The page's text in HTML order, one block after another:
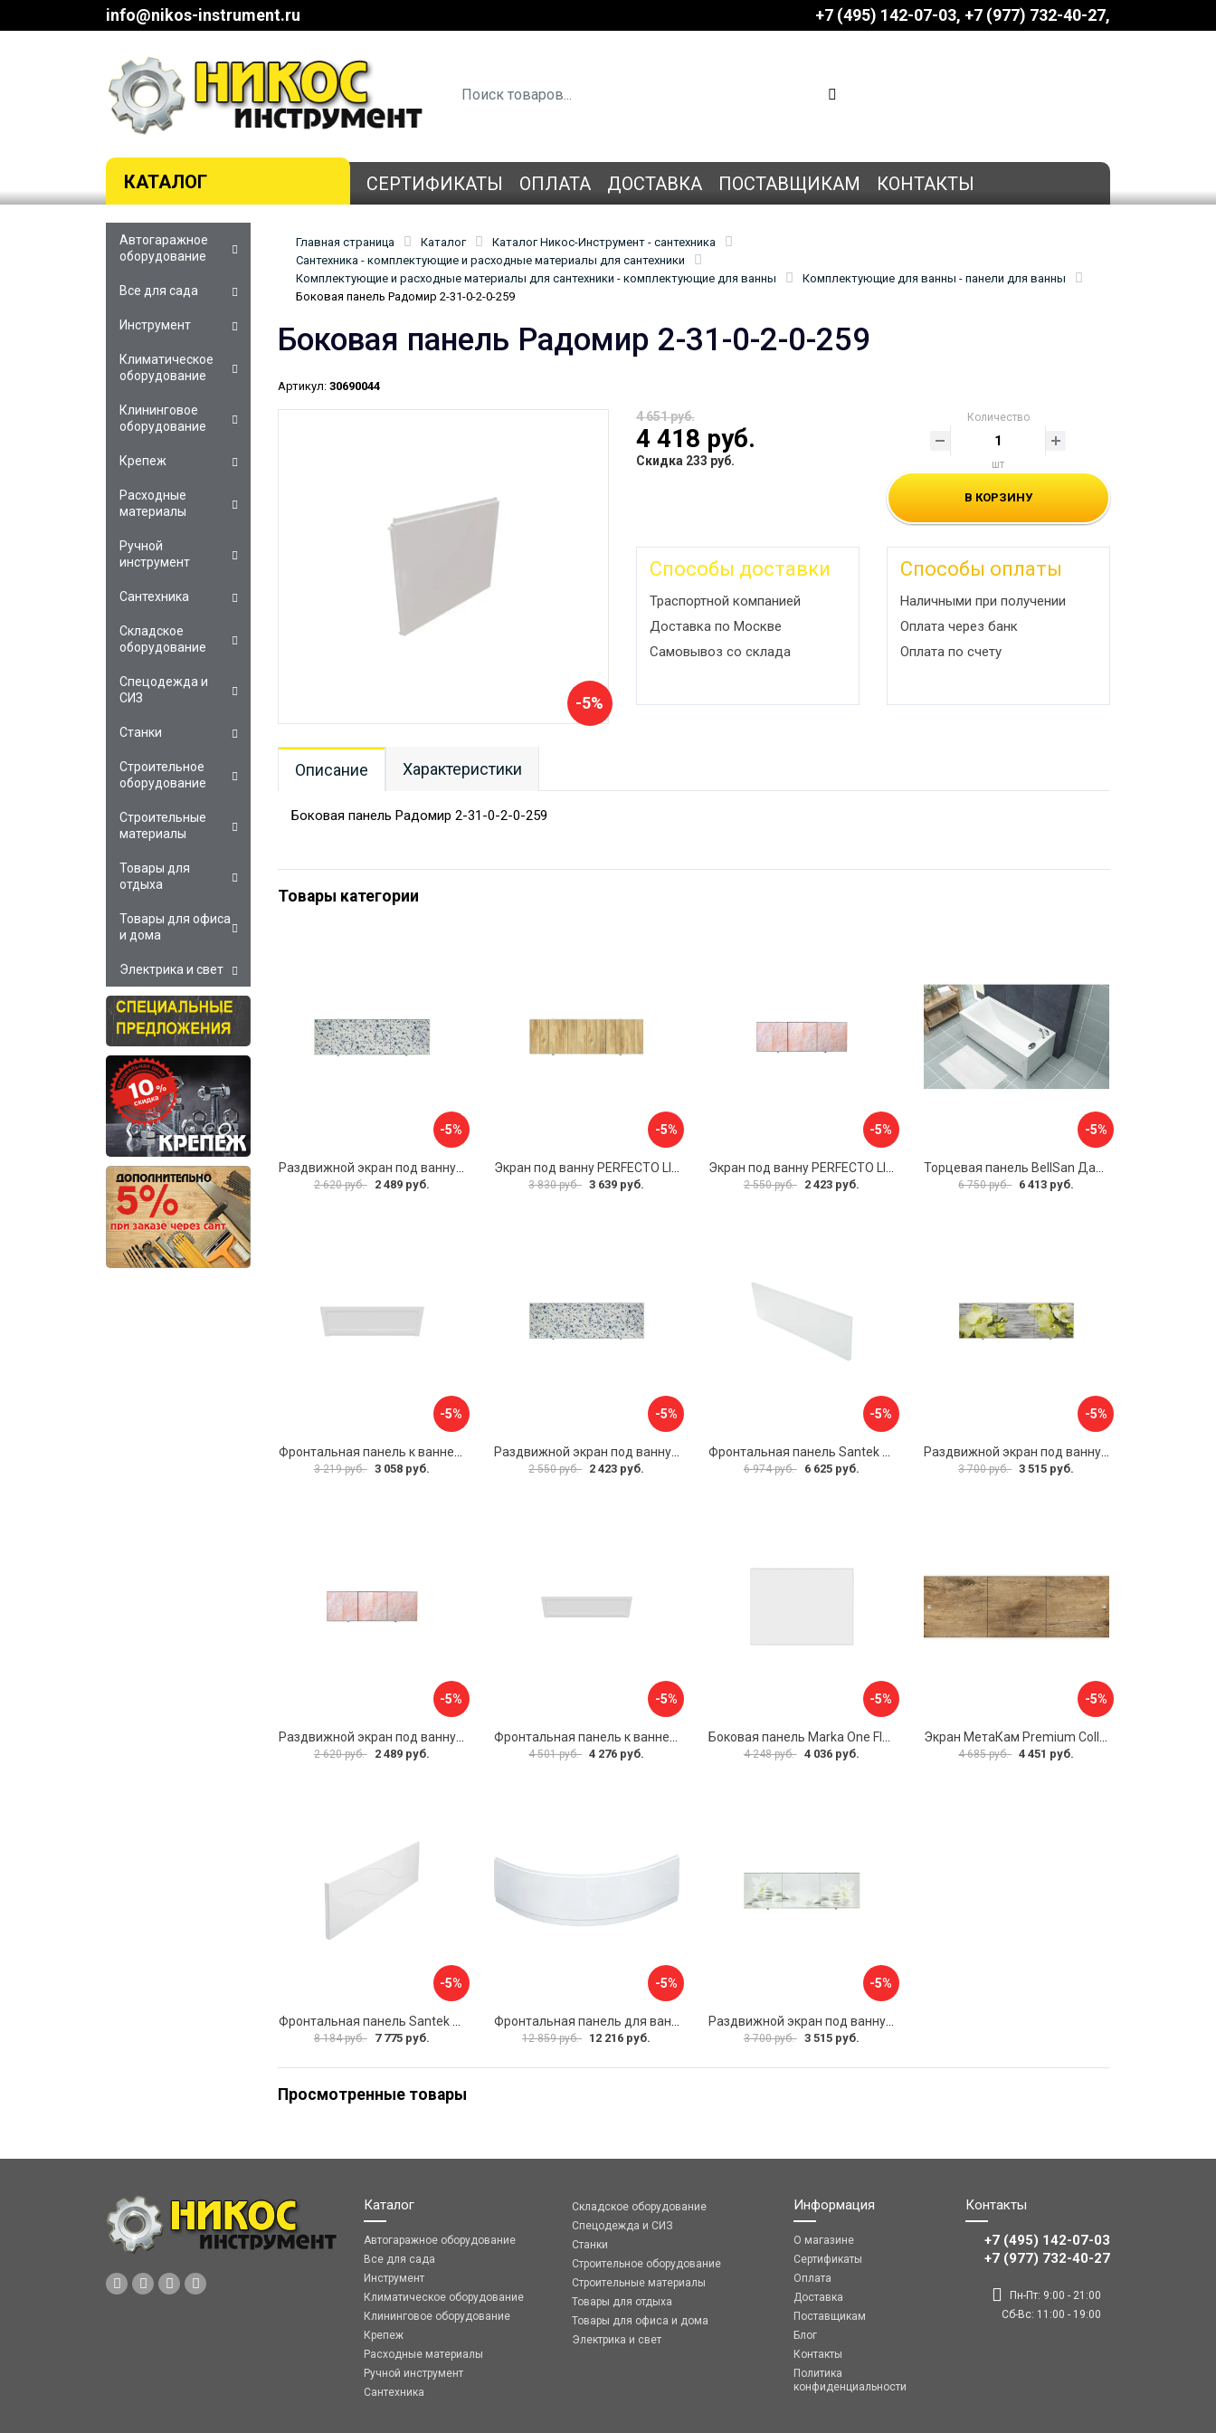
info@nikos-instrument.ru +7 (495) 142-07-03 ‎‎+7 (977) 732-40-27
КАТАЛОГ СЕРТИФИКАТЫ ОПЛАТА ДОСТАВКА ПОСТАВЩИКАМ КОНТАКТЫ
Главная страница Каталог
Каталог Никос-Инструмент - сантехника
Сантехника - комплектующие и расходные материалы для сантехники
Комплектующие и расходные материалы для сантехники - комплектующие для ванны
Комплектующие для ванны - панели для ванны
Боковая панель Радомир 2-31-0-2-0-259
Боковая панель Радомир 2-31-0-2-0-259
Артикул: 30690044
-5%
4 651 руб.
4 418 руб.
Скидка 233 руб.
Количество
шт
В КОРЗИНУ
Способы доставки
Траспортной компанией
Доставка по Москве
Самовывоз со склада
Способы оплаты
Наличными при получении
Оплата через банк
Оплата по счету
Описание Характеристики
Боковая панель Радомир 2-31-0-2-0-259
Товары категории
-5%
2 620 руб. 2 489 руб.
-5%
3 830 руб. 3 639 руб.
-5%
2 550 руб. 2 423 руб.
-5%
6 750 руб. 6 413 руб.
-5%
Фронтальная панель к ванне Мия Aquatek 00000089315
3 219 руб. 3 058 руб.
-5%
Раздвижной экран под ванну PERFECTO LINEA 36-001511
2 550 руб. 2 423 руб.
-5%
Фронтальная панель Santek 1.WH30.2.498 00000067322
6 974 руб. 6 625 руб.
-5%
Раздвижной экран под ванну PERFECTO LINEA 36-031509
3 700 руб. 3 515 руб.
-5%
2 620 руб. 2 489 руб.
-5%
4 501 руб. 4 276 руб.
-5%
4 248 руб. 4 036 руб.
-5%
4 685 руб. 4 451 руб.
-5%
8 184 руб. 7 775 руб.
-5%
12 859 руб. 12 216 руб.
-5%
3 700 руб. 3 515 руб.
Просмотренные товары
Автогаражное
оборудование
Все для сада
Инструмент
Климатическое
оборудование
Клининговое
оборудование
Крепеж
Расходные
материалы
Ручной
инструмент
Сантехника
Складское
оборудование
Спецодежда и
СИЗ
Станки
Строительное
оборудование
Строительные
материалы
Товары для
отдыха
Товары для офиса
и дома
Электрика и свет
Каталог
Автогаражное оборудование
Все для сада
Инструмент
Климатическое оборудование
Клининговое оборудование
Крепеж
Расходные материалы
Ручной инструмент
Сантехника
Складское оборудование
Спецодежда и СИЗ
Станки
Строительное оборудование
Строительные материалы
Товары для отдыха
Товары для офиса и дома
Электрика и свет
Информация
О магазине
Сертификаты
Оплата
Доставка
Поставщикам
Блог
Контакты
Политика
конфиденциальности
Контакты
+7 (495) 142-07-03
‎‎+7 (977) 732-40-27
Пн-Пт: 9:00 - 21:00
Сб-Вс: 11:00 - 19:00